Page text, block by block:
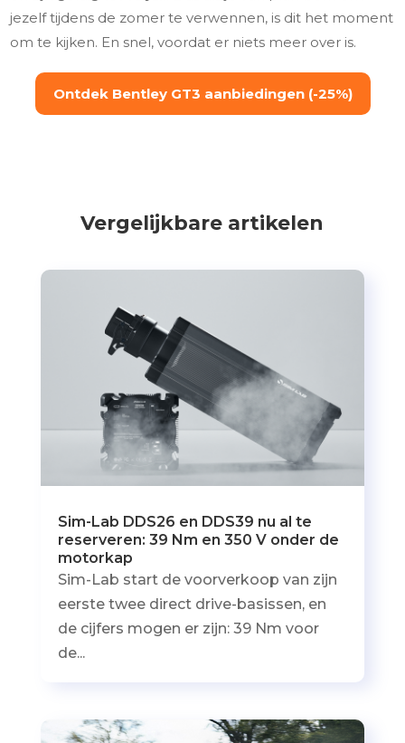
jezelf tijdens de zomer te verwennen, is dit het moment
om te kijken. En snel, voordat er niets meer over is.
Ontdek Bentley GT3 aanbiedingen (-25%)
Vergelijkbare artikelen
Sim-Lab DDS26 en DDS39 nu al te
reserveren: 39 Nm en 350 V onder de
motorkap
Sim-Lab start de voorverkoop van zijn
eerste twee direct drive-basissen, en
de cijfers mogen er zijn: 39 Nm voor
de...